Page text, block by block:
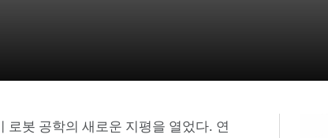
봇 공학의 새로운 지평을 열었다. 연